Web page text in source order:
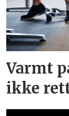
Varmt
ikke